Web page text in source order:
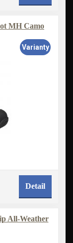
MH Camo
Varianty
Detail
All-Weather